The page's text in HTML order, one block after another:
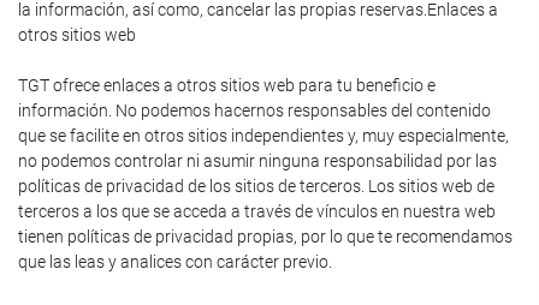
la información, así como, cancelar las propias reservas.Enlaces a
otros sitios web
TGT ofrece enlaces a otros sitios web para tu beneficio e
información. No podemos hacernos responsables del contenido
que se facilite en otros sitios independientes y, muy especialmente,
no podemos controlar ni asumir ninguna responsabilidad por las
políticas de privacidad de los sitios de terceros. Los sitios web de
terceros a los que se acceda a través de vínculos en nuestra web
tienen políticas de privacidad propias, por lo que te recomendamos
que las leas y analices con carácter previo.